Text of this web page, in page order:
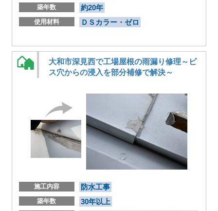
築年数 約20年
使用材料 ＤＳカラー・ゼロ
大和市深見西で工場屋根の雨漏り修理～ビ
ス穴からの浸入を部分補修で解決～
施工内容 防水工事
築年数 30年以上